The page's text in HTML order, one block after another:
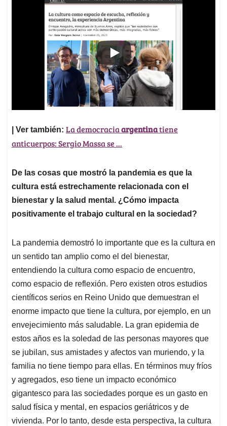
| Ver también: La democraciaargentinatiene
anticuerpos: Sergio Massa se ...
De las cosas que mostró la pandemia es que la
cultura está estrechamente relacionada con el
bienestar y la salud mental. ¿Cómo impacta
positivamente el trabajo cultural en la sociedad?
La pandemia demostró lo importante que es la cultura en
un sentido tan amplio como el del bienestar,
entendiendo la cultura como espacio de encuentro,
como espacio de reflexión. Pero existen otros estudios
científicos serios en Reino Unido que demuestran el
enorme impacto que tiene la cultura, por ejemplo, en un
envejecimiento más saludable. La gran epidemia de
estos años es la soledad de las personas mayores que
se jubilan, sus amistades y afectos van muriendo, y la
familia no tiene tiempo para ellas. En términos muy fríos
y agregados, eso tiene un impacto económico
gigantesco para las sociedades porque es un gasto en
salud física y mental, en espacios geriátricos y de
vivienda. Por lo tanto, desde esta perspectiva, la cultura